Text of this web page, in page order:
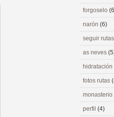
forgoselo
narón (6)
seguir
as neves
hidratación
fotos rutas
perfil (4)